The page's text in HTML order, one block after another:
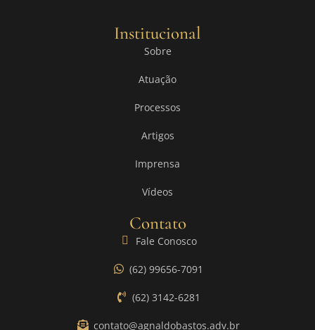
Institucional
Sobre
Atuação
Processos
Artigos
Imprensa
Vídeos
Contato
Fale Conosco
(62) 99656-7091
(62) 3142-6281
contato@agnaldobastos.adv.br